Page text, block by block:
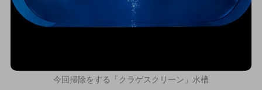
今回掃除をする「クラゲスクリーン」水槽